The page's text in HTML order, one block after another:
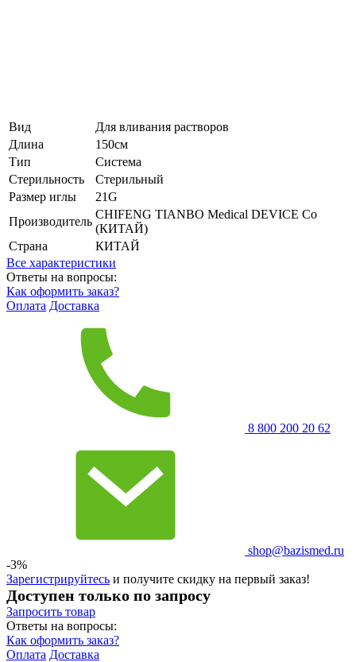
Вид
Для вливания растворов
Длина
150см
Тип
Система
Стерильность
Стерильный
Размер иглы
21G
Производитель
CHIFENG TIANBO Medical DEVICE Co
(КИТАЙ)
Страна
КИТАЙ
Все характеристики
Ответы на вопросы:
Как оформить заказ?
Оплата Доставка
8 800 200 20 62
shop@bazismed.ru
-3%
Зарегистрируйтесь и получите скидку на первый заказ!
Доступен только по запросу
Запросить товар
Ответы на вопросы:
Как оформить заказ?
Оплата Доставка